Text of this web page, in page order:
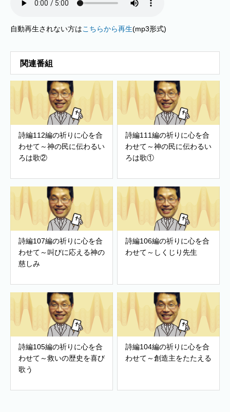
自動再生されない方はこちらから再生(mp3形式)
関連番組
詩編112編の祈りに心を合
わせて～神の民に伝わるい
ろは歌②
詩編111編の祈りに心を合
わせて～神の民に伝わるい
ろは歌①
詩編107編の祈りに心を合
わせて～叫びに応える神の
慈しみ
詩編106編の祈りに心を合
わせて～しくじり先生
詩編105編の祈りに心を合
わせて～救いの歴史を喜び
歌う
詩編104編の祈りに心を合
わせて～創造主をたたえる